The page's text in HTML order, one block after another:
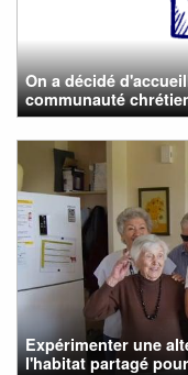
On a décidé
communauté
Expérimenter une
l'habitat partagé